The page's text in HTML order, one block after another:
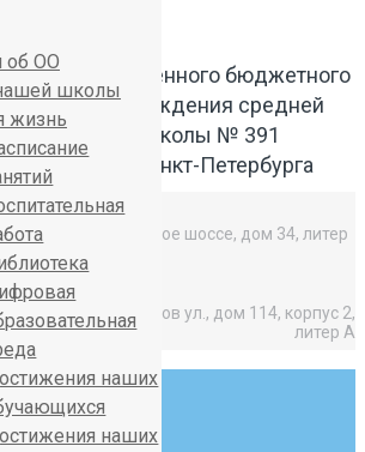
Государственного бюджетного
учреждения средней
школы № 391
района Санкт-Петербурга
Красносельское шоссе, дом 34, литер
Коммунаров ул., дом 114, корпус 2,
литер А
об ОО
школы
жизнь
наших
наших